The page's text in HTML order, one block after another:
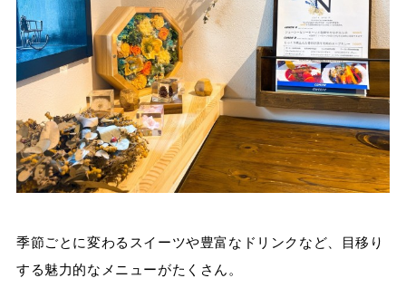
季節ごとに変わるスイーツや豊富なドリンクなど、目移り
する魅力的なメニューがたくさん。